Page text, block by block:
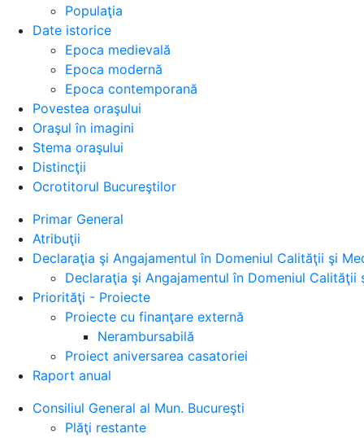
Populaţia
Date istorice
Epoca medievală
Epoca modernă
Epoca contemporană
Povestea oraşului
Oraşul în imagini
Stema oraşului
Distincţii
Ocrotitorul Bucureştilor
Primar General
Atribuţii
Declaraţia şi Angajamentul în Domeniul Calităţii şi
Declaraţia şi Angajamentul în Domeniul Calităţii
Priorităţi - Proiecte
Proiecte cu finanţare externă
Nerambursabilă
Proiect aniversarea casatoriei
Raport anual
Consiliul General al Mun. Bucureşti
Plăţi restante